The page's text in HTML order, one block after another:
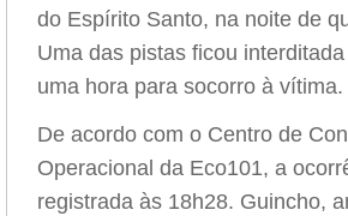
do Espírito Santo, na noite de
Uma das pistas ficou
uma hora para socorro à vítima.
De acordo com o Centro de
Operacional da Eco101, a
registrada às 18h28. Guincho,